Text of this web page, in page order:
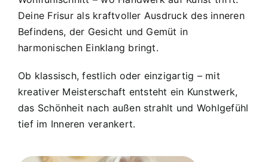
Deine Frisur als kraftvoller Ausdruck des inneren
Befindens, der Gesicht und Gemüt in
harmonischen Einklang bringt.
Ob klassisch, festlich oder einzigartig – mit
kreativer Meisterschaft entsteht ein Kunstwerk,
das Schönheit nach außen strahlt und Wohlgefühl
tief im Inneren verankert.